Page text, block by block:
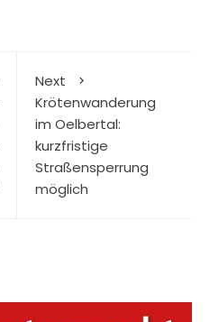
Next
Krötenwanderung
im Oelbertal:
kurzfristige
Straßensperrung
möglich